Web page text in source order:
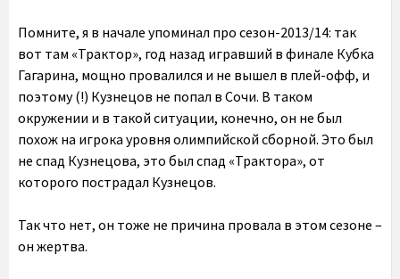
Помните, я в начале упоминал про сезон-2013/14: так
вот там «Трактор», год назад игравший в финале Кубка
Гагарина, мощно провалился и не вышел в плей-офф, и
поэтому (!) Кузнецов не попал в Сочи. В таком
окружении и в такой ситуации, конечно, он не был
похож на игрока уровня олимпийской сборной. Это был
не спад Кузнецова, это был спад «Трактора», от
которого пострадал Кузнецов.
Так что нет, он тоже не причина провала в этом сезоне –
он жертва.